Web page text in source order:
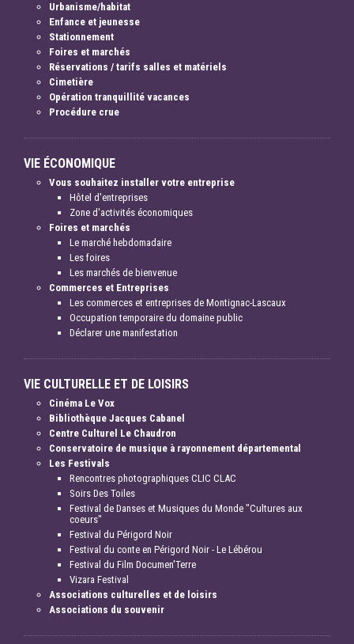
Urbanisme/habitat
Enfance et jeunesse
Stationnement
Foires et marchés
Réservations / tarifs salles et matériels
Cimetière
Opération tranquillité vacances
Procédure crue
VIE ÉCONOMIQUE
Vous souhaitez installer votre entreprise
Hôtel d'entreprises
Zone d'activités économiques
Foires et marchés
Le marché hebdomadaire
Les foires
Les marchés de bienvenue
Commerces et Entreprises
Les commerces et entreprises de Montignac-Lascaux
Occupation temporaire du domaine public
Déclarer une manifestation
VIE CULTURELLE ET DE LOISIRS
Cinéma Le Vox
Bibliothèque Jacques Cabanel
Centre Culturel Le Chaudron
Conservatoire de musique à rayonnement départemental
Les Festivals
Rencontres photographiques CLIC CLAC
Soirs Des Toiles
Festival de Danses et Musiques du Monde "Cultures aux
coeurs"
Festival du Périgord Noir
Festival du conte en Périgord Noir - Le Lébérou
Festival du Film Documen'Terre
Vizara Festival
Associations culturelles et de loisirs
Associations du souvenir